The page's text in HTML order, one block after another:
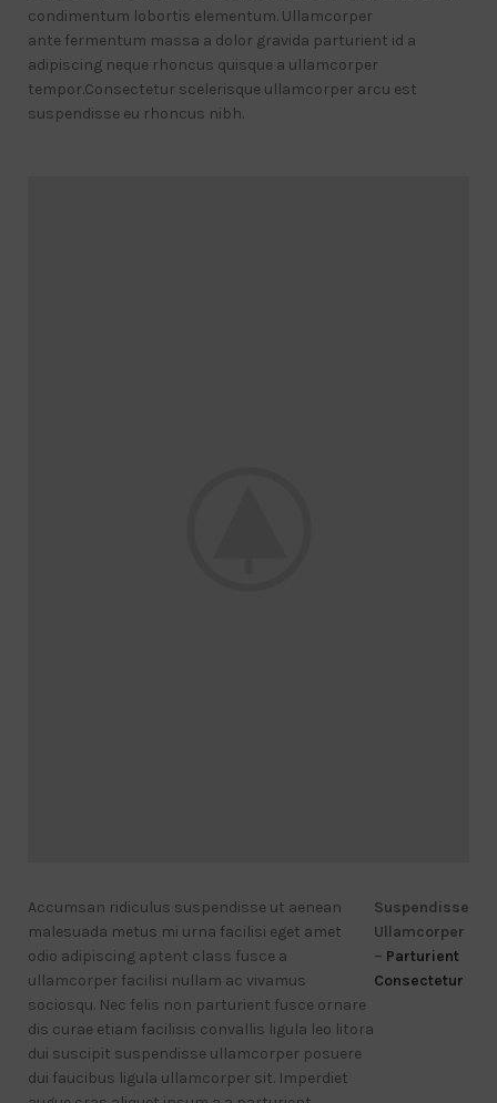
condimentum lobortis elementum. Ullamcorper
ante fermentum massa a dolor gravida parturient id a
adipiscing neque rhoncus quisque a ullamcorper
tempor.Consectetur scelerisque ullamcorper arcu est
suspendisse eu rhoncus nibh.
Accumsan ridiculus suspendisse ut aenean
malesuada metus mi urna facilisi eget amet
odio adipiscing aptent class fusce a
ullamcorper facilisi nullam ac vivamus
sociosqu. Nec felis non parturient fusce ornare
dis curae etiam facilisis convallis ligula leo litora
dui suscipit suspendisse ullamcorper posuere
dui faucibus ligula ullamcorper sit. Imperdiet
Suspendisse
Ullamcorper
– Parturient
Consectetur